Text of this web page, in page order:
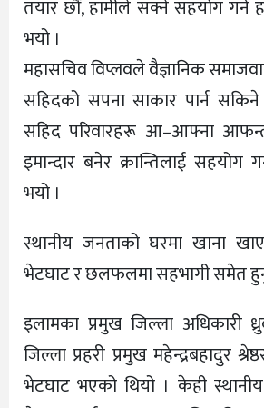
तयार छौँ, हामीले सक्ने सहयोग गर्न
भयो ।
महासचिव विप्लवले वैज्ञानिक
सहिदको सपना साकार पार्न
सहिद परिवारहरू आ–आफ्ना
इमान्दार बनेर क्रान्तिलाई सहयोग
भयो ।
स्थानीय जनताको घरमा खाना
भेटघाट र छलफलमा सहभागी समेत
इलामका प्रमुख जिल्ला अधिकारी
जिल्ला प्रहरी प्रमुख महेन्द्रबहादुर
भेटघाट भएको थियो । केही